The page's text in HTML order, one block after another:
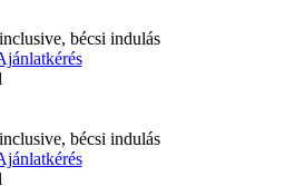
bécsi indulás
bécsi indulás